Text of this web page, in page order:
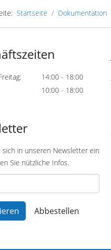
Startseite Dokumentation
14:00 - 18:00
10:00 - 18:00
sich in unseren Newsletter ein
Sie nützliche Infos.